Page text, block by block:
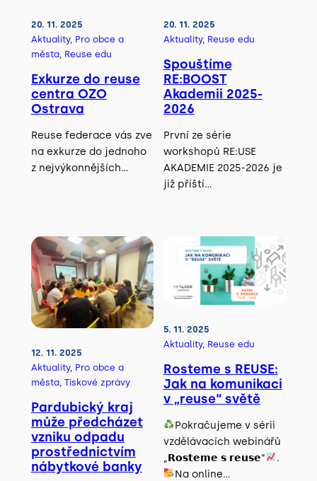
20. 11. 2025
Aktuality, Pro obce a
města, Reuse edu
Exkurze do reuse
centra OZO
Ostrava
Reuse federace vás zve
na exkurze do jednoho
z nejvýkonnějších…
20. 11. 2025
Aktuality, Reuse edu
Spouštíme
RE:BOOST
Akademii 2025-
2026
První ze série
workshopů RE:USE
AKADEMIE 2025-2026 je
již příští…
12. 11. 2025
Aktuality, Pro obce a
města, Tiskové zprávy
Pardubický kraj
může předcházet
vzniku odpadu
prostřednictvím
nábytkové banky
5. 11. 2025
Aktuality, Reuse edu
Rosteme s REUSE:
Jak na komunikaci
v „reuse“ světě
Pokračujeme v sérii
vzdělávacích webinářů
„𝗥𝗼𝘀𝘁𝗲𝗺𝗲 𝘀 𝗿𝗲𝘂𝘀𝗲“
.
Na online…